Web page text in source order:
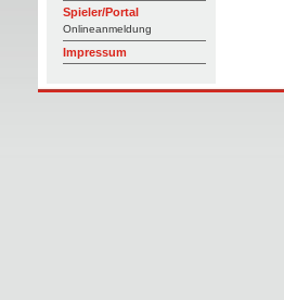
Spieler/Portal
Onlineanmeldung
Impressum